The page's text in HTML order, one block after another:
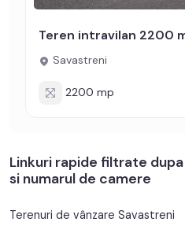
Savastreni
2200 mp
Linkuri rapide filtrate
si numarul de camere
Terenuri de vânzare Savastreni